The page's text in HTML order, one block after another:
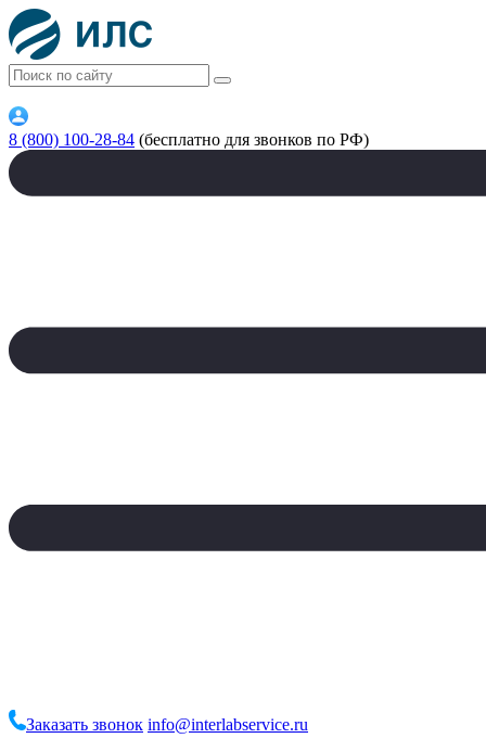
8 (800) 100-28-84 (бесплатно для звонков по РФ)
Заказать звонок info@interlabservice.ru